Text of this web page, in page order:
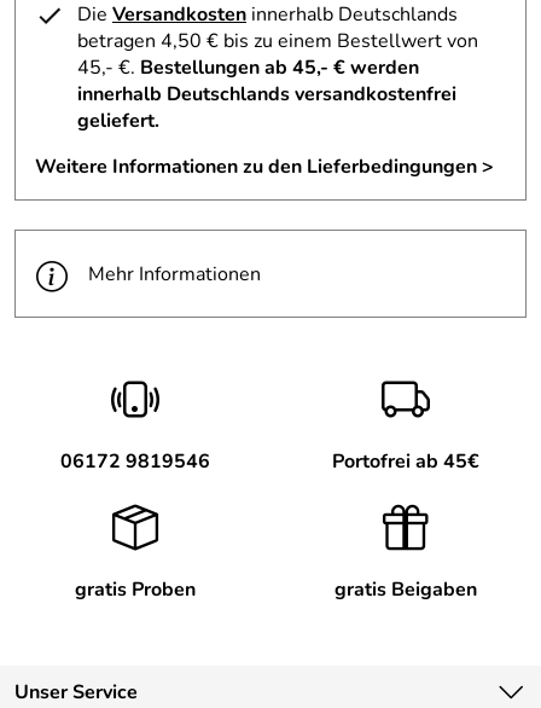
Die Versandkosten innerhalb Deutschlands
betragen 4,50 € bis zu einem Bestellwert von
45,- €. Bestellungen ab 45,- € werden
innerhalb Deutschlands versandkostenfrei
geliefert.
Weitere Informationen zu den Lieferbedingungen >
Mehr Informationen
06172 9819546 Portofrei ab 45€
gratis Proben gratis Beigaben
Unser Service